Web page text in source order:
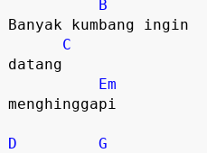
B
Banyak kumbang ingin
C
datang
Em
menghinggapi
D
G